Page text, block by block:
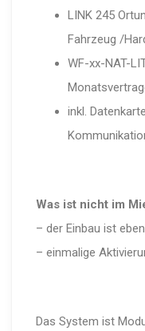
LINK 245
Fahrzeug /
WF-xx-NAT-
inkl.
Was ist nicht im
– der Einbau ist
– einmalige
Das System ist